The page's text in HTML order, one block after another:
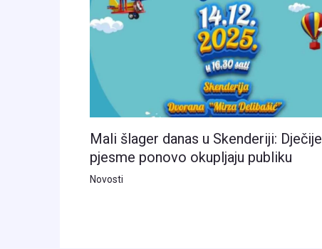
Mali šlager danas u Skenderiji: Dječije
pjesme ponovo okupljaju publiku
Novosti